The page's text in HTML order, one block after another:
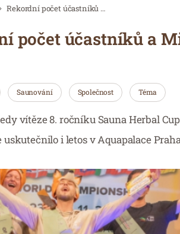
Rekordní počet účastníků a Mistr světa Sauna Herbal Cup 2023
počet účastníků a
Saunování Společnost Téma
vítěze 8. ročníku Sauna Herbal
i letos v Aquapalace